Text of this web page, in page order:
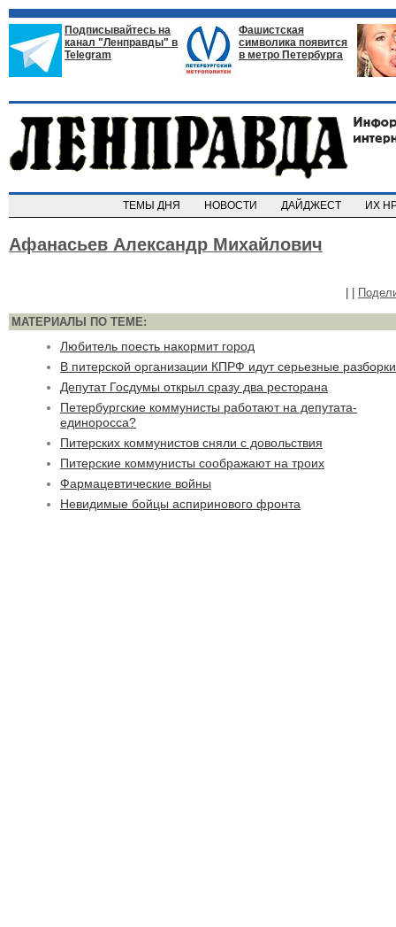
Подписывайтесь на
канал "Ленправды" в
Telegram
Фашистская
символика появится
в метро Петербурга
ТЕМЫ ДНЯ НОВОСТИ ДАЙДЖЕСТ ИХ
Афанасьев Александр Михайлович
МАТЕРИАЛЫ ПО ТЕМЕ:
Любитель поесть накормит город
В питерской организации КПРФ идут серьезные разборки
Депутат Госдумы открыл сразу два ресторана
Петербургские коммунисты работают на депутата-
единоросса?
Питерских коммунистов сняли с довольствия
Питерские коммунисты соображают на троих
Фармацевтические войны
Невидимые бойцы аспиринового фронта